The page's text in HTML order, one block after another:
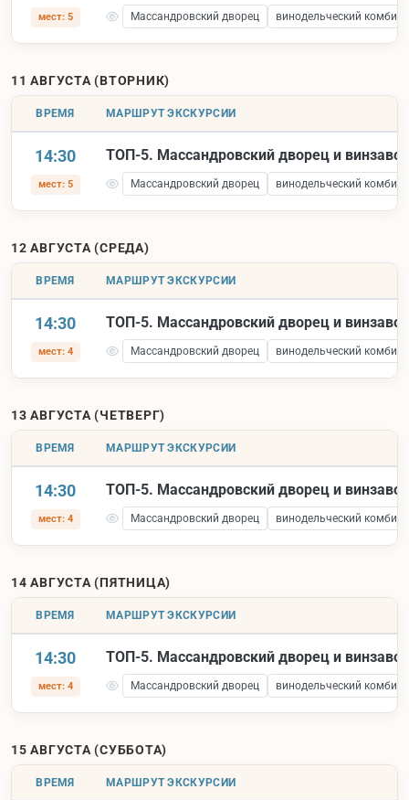
мест: 5 Массандровский дворец винодельческий
11 АВГУСТА (ВТОРНИК)
ВРЕМЯ МАРШРУТ ЭКСКУРСИИ
14:30
мест: 5
ТОП-5. Массандровский дворец и
Массандровский дворец винодельческий
12 АВГУСТА (СРЕДА)
ВРЕМЯ МАРШРУТ ЭКСКУРСИИ
14:30
мест: 4
ТОП-5. Массандровский дворец и
Массандровский дворец винодельческий
13 АВГУСТА (ЧЕТВЕРГ)
ВРЕМЯ МАРШРУТ ЭКСКУРСИИ
14:30
мест: 4
ТОП-5. Массандровский дворец и
Массандровский дворец винодельческий
14 АВГУСТА (ПЯТНИЦА)
ВРЕМЯ МАРШРУТ ЭКСКУРСИИ
14:30
мест: 4
ТОП-5. Массандровский дворец и
Массандровский дворец винодельческий
15 АВГУСТА (СУББОТА)
ВРЕМЯ МАРШРУТ ЭКСКУРСИИ